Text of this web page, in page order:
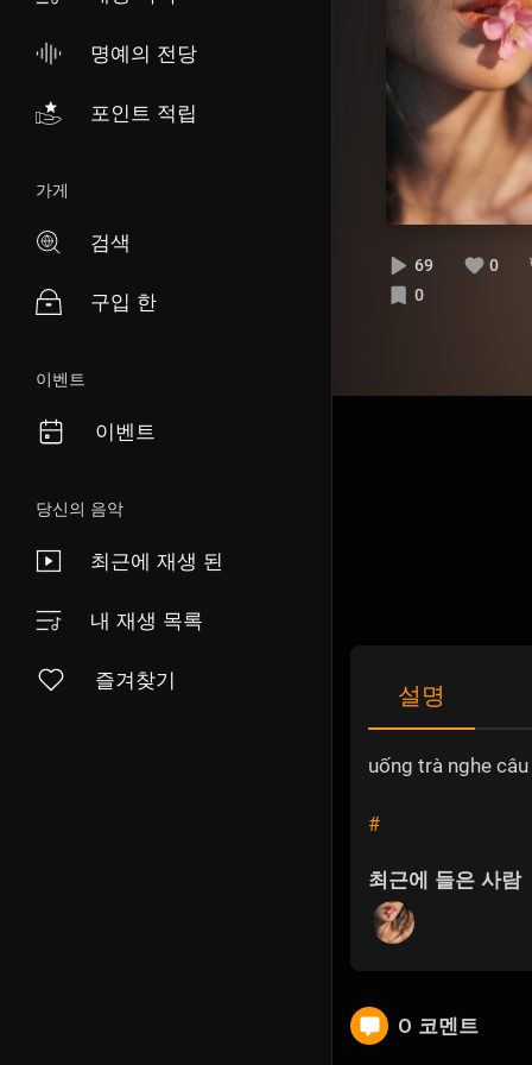
명예의 전당
포인트 적립
가게
검색
구입 한
이벤트
이벤트
당신의 음악
최근에 재생 된
내 재생 목록
즐겨찾기
69
0
0
설명
uống trà nghe
#
최근에 들은 사람
0 코멘트